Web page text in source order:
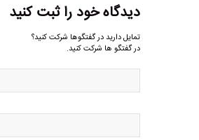
دیدگاه خود را ثبت کنید
تمایل دارید در گفتگوها شرکت کنید؟
در گفتگو ها شرکت کنید.